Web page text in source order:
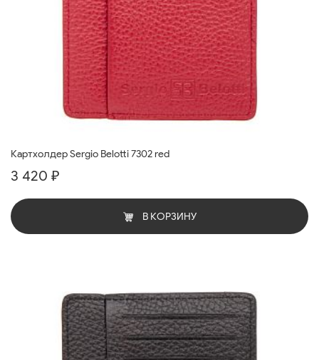
Картхолдер Sergio Belotti 7302 red
3 420 ₽
В КОРЗИНУ